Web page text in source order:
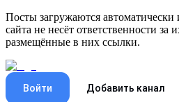
Посты загружаются
сайта не несёт ответственности за
размещённые в них ссылки.
Войти Добавить канал